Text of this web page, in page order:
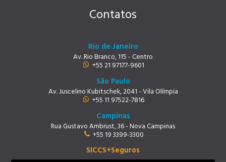
Contatos
Rio de Janeiro
Av. Rio Branco, 115 - Centro
+55 21 97177-9601
São Paulo
Av. Juscelino Kubitschek, 2041 - Vila Olímpia
+55 11 97522-7816
Campinas
Rua Gustavo Ambrust, 36 - Nova Campinas
+55 19 3399-3300
SICCS+Seguros